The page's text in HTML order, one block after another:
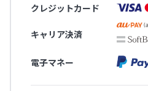
クレジットカード
キャリア決済
電子マネー